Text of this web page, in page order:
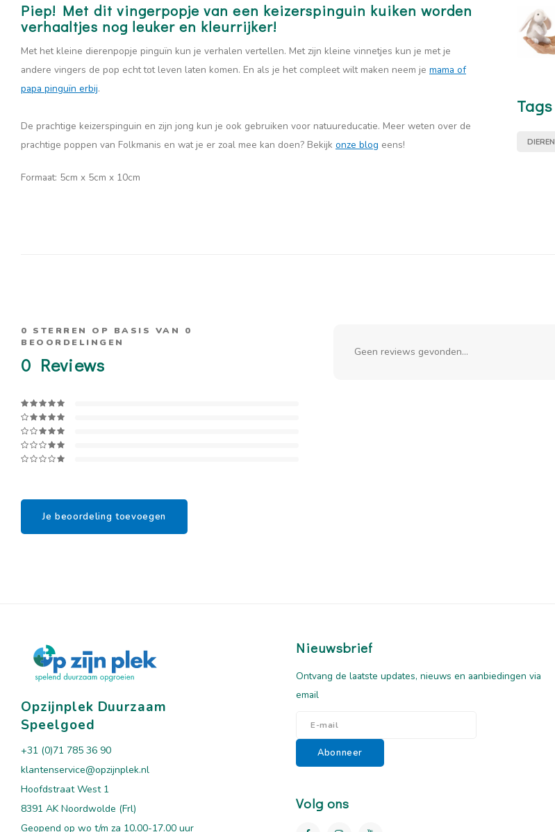
Piep! Met dit vingerpopje van een keizerspinguin kuiken worden
verhaaltjes nog leuker en kleurrijker!
Met het kleine dierenpopje pinguïn kun je verhalen vertellen. Met zijn kleine vinnetjes kun je met je
andere vingers de pop echt tot leven laten komen. En als je het compleet wilt maken neem je mama of
papa pinguïn erbij.
De prachtige keizerspinguin en zijn jong kun je ook gebruiken voor natuureducatie. Meer weten over de
prachtige poppen van Folkmanis en wat je er zoal mee kan doen? Bekijk onze blog eens!
Formaat: 5cm x 5cm x 10cm
Tags
DIEREN
0 STERREN OP BASIS VAN 0
BEOORDELINGEN
0 Reviews
Je beoordeling toevoegen
Geen reviews gevonden...
Opzijnplek Duurzaam
Speelgoed
+31 (0)71 785 36 90
klantenservice@opzijnplek.nl
Hoofdstraat West 1
8391 AK Noordwolde (Frl)
Geopend op wo t/m za 10.00-17.00 uur
Nieuwsbrief
Ontvang de laatste updates, nieuws en aanbiedingen via
email
Abonneer
Volg ons